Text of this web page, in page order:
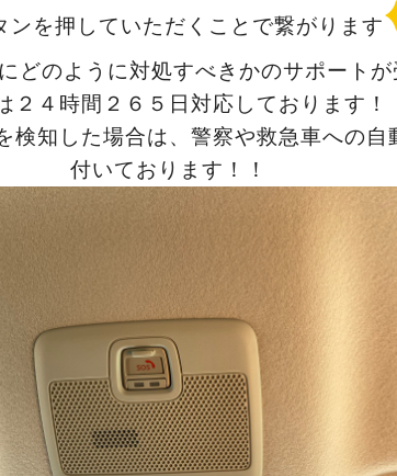
ンを押していただくことで繋がります
どのように対処すべきかのサポート
２４時間２６５日対応しております！
検知した場合は、警察や救急車への自
付いております！！